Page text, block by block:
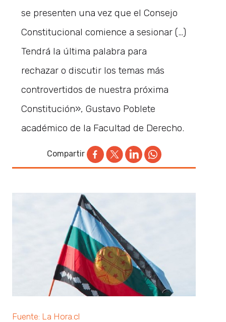
se presenten una vez que el Consejo
Constitucional comience a sesionar (…)
Tendrá la última palabra para
rechazar o discutir los temas más
controvertidos de nuestra próxima
Constitución», Gustavo Poblete
académico de la Facultad de Derecho.
Compartir
Fuente: La Hora.cl